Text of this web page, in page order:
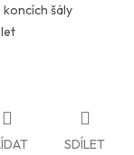
šály
SDÍLET